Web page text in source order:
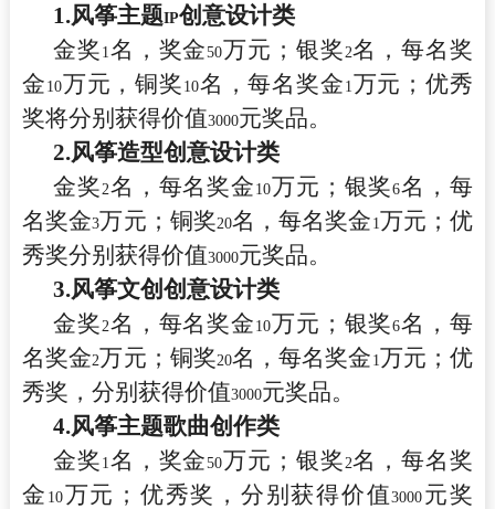
1.风筝主题IP创意设计类
金奖 1 名，奖金50万元；银奖 2名，每名奖
金 10万元，铜奖 10名，每名奖金 1 万元；优秀
奖将分别获得价值3000元奖品。
2.风筝造型创意设计类
金奖 2名，每名奖金 10万元；银奖6名，每
名奖金3万元；铜奖20名，每名奖金 1 万元；优
秀奖分别获得价值3000元奖品。
3.风筝文创创意设计类
金奖 2名，每名奖金 10万元；银奖6名，每
名奖金2万元；铜奖20名，每名奖金 1 万元；优
秀奖，分别获得价值3000元奖品。
4.风筝主题歌曲创作类
金奖 1 名，奖金50万元；银奖 2名，每名奖
金 10万元；优秀奖，分别获得价值3000 元奖